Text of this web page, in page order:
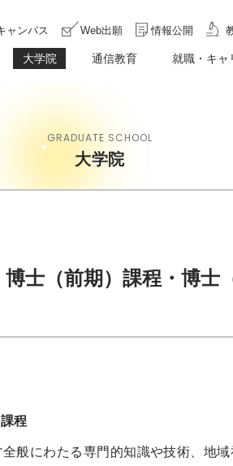
ャンパス Web出願 情報公開
大学院 通信教育 就職・キャ
GRADUATE SCHOOL
大学院
博士（前期）課程・博士
程
般にわたる専門的知識や技術、地